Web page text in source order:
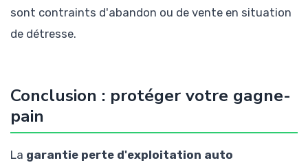
sont contraints d'abandon ou de vente en situation
de détresse.
Conclusion : protéger votre gagne-
pain
La garantie perte d'exploitation auto